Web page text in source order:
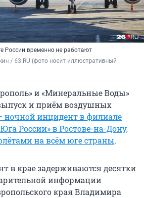
России временно не работают
/ 63.RU (фото носит иллюстративный
и «Минеральные Воды»
и приём воздушных
инцидент в филиале
России» в Ростове-на-Дону,
на всём юге страны.
в крае задерживаются десятки
информации
края Владимира